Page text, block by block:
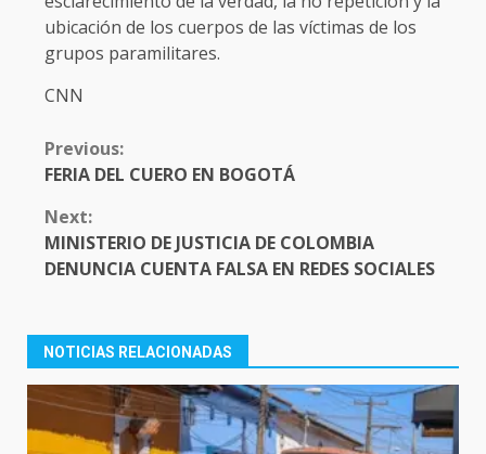
ubicación de los cuerpos de las víctimas de los
grupos paramilitares.
CNN
CONTINUE
READING
Previous:
FERIA DEL CUERO EN BOGOTÁ
Next:
MINISTERIO DE JUSTICIA DE COLOMBIA
DENUNCIA CUENTA FALSA EN REDES SOCIALES
NOTICIAS RELACIONADAS